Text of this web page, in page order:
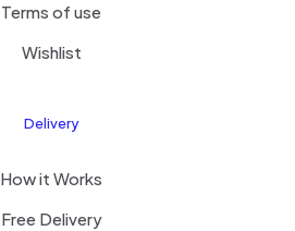
Terms of use
Wishlist
Delivery
How it Works
Free Delivery